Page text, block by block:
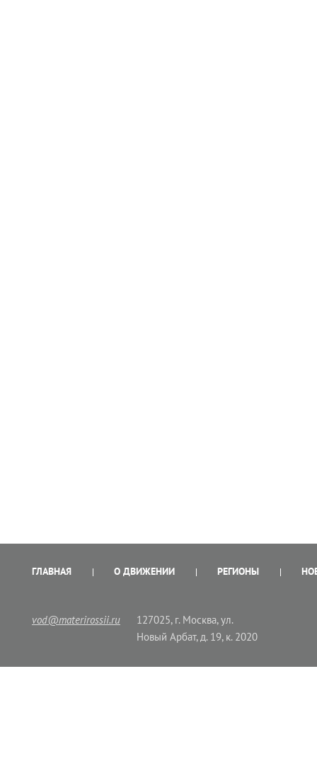
ГЛАВНАЯ О ДВИЖЕНИИ РЕГИОНЫ
vod@materirossii.ru
127025, г. Москва, ул.
Новый Арбат, д. 19, к. 2020